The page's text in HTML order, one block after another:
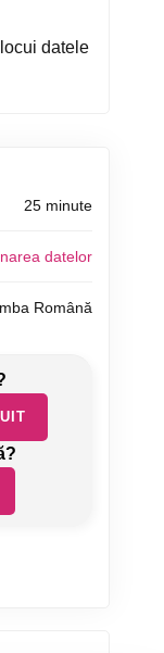
datele
25 minute
datelor
Română